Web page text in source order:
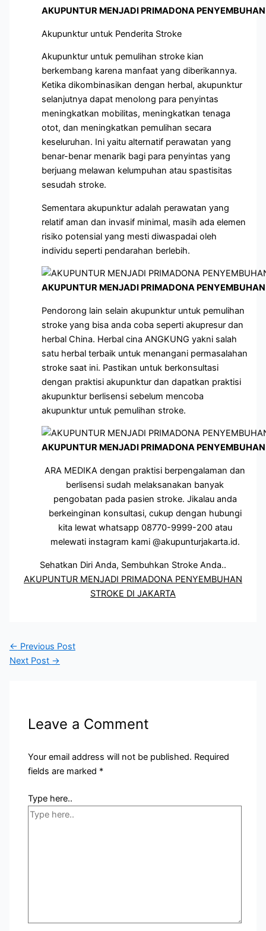
AKUPUNTUR MENJADI PRIMADONA
Akupunktur untuk Penderita Stroke
Akupunktur untuk pemulihan stroke kian
berkembang karena manfaat yang diberikannya.
Ketika dikombinasikan dengan herbal, akupunktur
selanjutnya dapat menolong para penyintas
meningkatkan mobilitas, meningkatkan tenaga
otot, dan meningkatkan pemulihan secara
keseluruhan. Ini yaitu alternatif perawatan yang
benar-benar menarik bagi para penyintas yang
berjuang melawan kelumpuhan atau spastisitas
sesudah stroke.
Sementara akupunktur adalah perawatan yang
relatif aman dan invasif minimal, masih ada elemen
risiko potensial yang mesti diwaspadai oleh
individu seperti pendarahan berlebih.
AKUPUNTUR MENJADI PRIMADONA
Pendorong lain selain akupunktur untuk pemulihan
stroke yang bisa anda coba seperti akupresur dan
herbal China. Herbal cina ANGKUNG yakni salah
satu herbal terbaik untuk menangani permasalahan
stroke saat ini. Pastikan untuk berkonsultasi
dengan praktisi akupunktur dan dapatkan praktisi
akupunktur berlisensi sebelum mencoba
akupunktur untuk pemulihan stroke.
AKUPUNTUR MENJADI PRIMADONA
ARA MEDIKA dengan praktisi berpengalaman dan
berlisensi sudah melaksanakan banyak
pengobatan pada pasien stroke. Jikalau anda
berkeinginan konsultasi, cukup dengan hubungi
kita lewat whatsapp 08770-9999-200 atau
melewati instagram kami @akupunturjakarta.id.
Sehatkan Diri Anda, Sembuhkan Stroke Anda..
AKUPUNTUR MENJADI PRIMADONA PENYEMBUHAN
STROKE DI JAKARTA
← Previous Post
Next Post →
Leave a Comment
Your email address will not be published. Required
fields are marked *
Type here..